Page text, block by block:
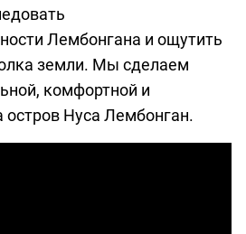
Лембонгана и ощутить
земли. Мы сделаем
комфортной и
остров Нуса Лембонган.